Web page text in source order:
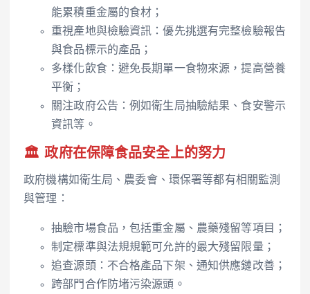
能累積重金屬的食材；
重視產地與檢驗資訊：優先挑選有完整檢驗報告
與食品標示的產品；
多樣化飲食：避免長期單一食物來源，提高營養
平衡；
關注政府公告：例如衛生局抽驗結果、食安警示
資訊等。
🏛️ 政府在保障食品安全上的努力
政府機構如衛生局、農委會、環保署等都有相關監測
與管理：
抽驗市場食品，包括重金屬、農藥殘留等項目；
制定標準與法規規範可允許的最大殘留限量；
追查源頭：不合格產品下架、通知供應鏈改善；
跨部門合作防堵污染源頭。